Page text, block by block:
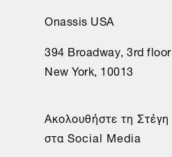
Onassis USA
394 Broadway, 3rd floor
New York, 10013
Ακολουθήστε τη Στέγη
στα Social Media